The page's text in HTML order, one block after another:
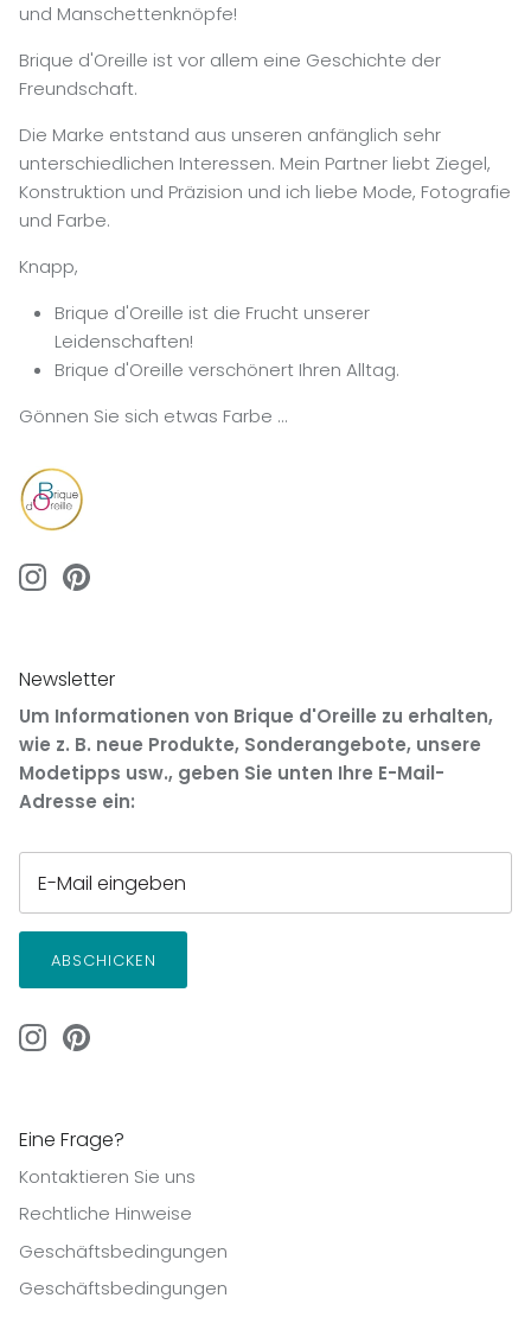
und Manschettenknöpfe!
Brique d'Oreille ist vor allem eine Geschichte der
Freundschaft.
Die Marke entstand aus unseren anfänglich sehr
unterschiedlichen Interessen. Mein Partner liebt Ziegel,
Konstruktion und Präzision und ich liebe Mode, Fotografie
und Farbe.
Knapp,
Brique d'Oreille ist die Frucht unserer
Leidenschaften!
Brique d'Oreille verschönert Ihren Alltag.
Gönnen Sie sich etwas Farbe …
Newsletter
Um Informationen von Brique d'Oreille zu erhalten,
wie z. B. neue Produkte, Sonderangebote, unsere
Modetipps usw., geben Sie unten Ihre E-Mail-
Adresse ein:
ABSCHICKEN
Eine Frage?
Kontaktieren Sie uns
Rechtliche Hinweise
Geschäftsbedingungen
Geschäftsbedingungen